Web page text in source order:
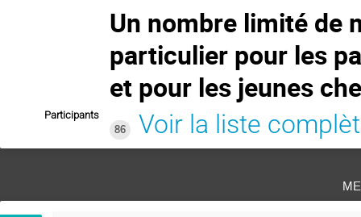
Un nombre limité de
particulier pour les
et pour les jeunes
Participants
86
Voir la liste